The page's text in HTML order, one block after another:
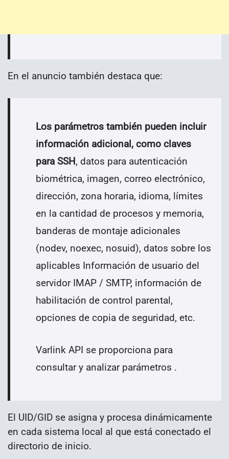
En el anuncio también destaca que:
Los parámetros también pueden incluir
información adicional, como claves
para SSH, datos para autenticación
biométrica, imagen, correo electrónico,
dirección, zona horaria, idioma, límites
en la cantidad de procesos y memoria,
banderas de montaje adicionales
(nodev, noexec, nosuid), datos sobre los
aplicables Información de usuario del
servidor IMAP / SMTP, información de
habilitación de control parental,
opciones de copia de seguridad, etc.
Varlink API se proporciona para
consultar y analizar parámetros .
El UID/GID se asigna y procesa dinámicamente
en cada sistema local al que está conectado el
directorio de inicio.